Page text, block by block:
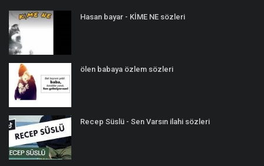
Hasan bayar - KİME NE sözleri
ölen babaya özlem sözleri
Recep Süslü - Sen Varsın ilahi sözleri